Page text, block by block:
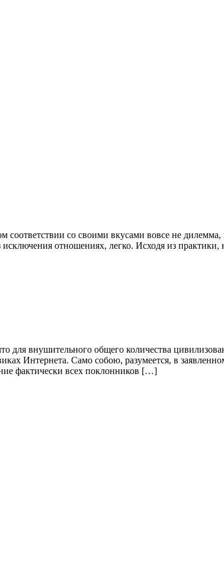
соответствии со своими вкусами вовсе не
отношениях, легко. Исходя из
для внушительного общего количества
Интернета. Само собою, разумеется, в
фактически всех поклонников […]